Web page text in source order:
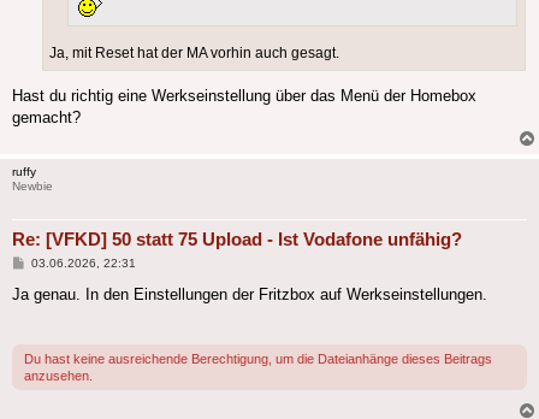
Ja, mit Reset hat der MA vorhin auch gesagt.
Hast du richtig eine Werkseinstellung über das Menü der Homebox
gemacht?
ruffy
Newbie
Re: [VFKD] 50 statt 75 Upload - Ist Vodafone unfähig?
Beitrag
03.06.2026, 22:31
Ja genau. In den Einstellungen der Fritzbox auf Werkseinstellungen.
Du hast keine ausreichende Berechtigung, um die Dateianhänge dieses Beitrags
anzusehen.